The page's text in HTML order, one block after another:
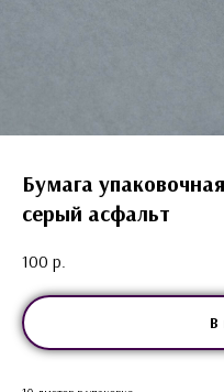
Бумага
серый асфальт
100 р.
В